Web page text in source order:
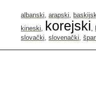
albanski, arapski,
kineski, korejski,
slovački, slovenački,